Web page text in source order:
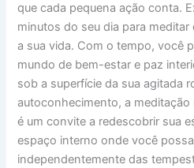
que cada pequena ação conta.
minutos do seu dia para
a sua vida. Com o tempo, você
mundo de bem-estar e paz
sob a superfície da sua agitada
autoconhecimento, a meditação
é um convite a redescobrir sua
espaço interno onde você
independentemente das